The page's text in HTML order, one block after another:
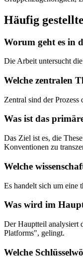
Häufig
Worum geht es in
Die Arbeit untersucht
Welche zentralen
Zentral sind der
Was ist das
Das Ziel ist es, die
Konventionen zu
Welche
Es handelt sich um eine
Was wird im
Der Hauptteil analysiert
Platforms", gelingt.
Welche